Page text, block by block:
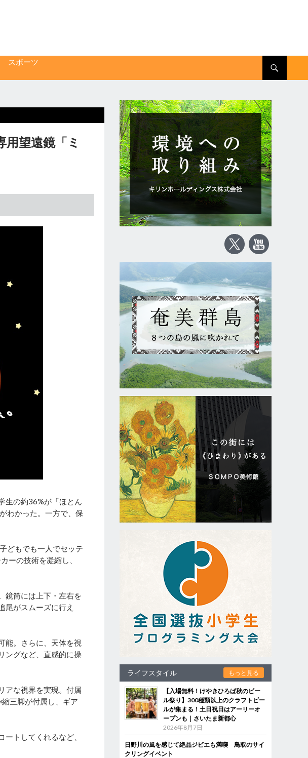
スポーツ
望遠鏡「ミ
生の約36%が「ほとん
わかった。一方で、保
どもでも一人でセッテ
ーの技術を凝縮し、
鏡筒には上下・左右を
尾がスムーズに行え
能。さらに、天体を視
ングなど、直感的に操
アな視界を実現。付属
三脚が付属し、ギア
トしてくれるなど、
ライフスタイル もっと見る
【入場無料！けやきひろば秋のビー
ル祭り】300種類以上のクラフトビー
ルが集まる！土日祝日はアーリーオ
ープンも｜さいたま新都心
2026年8月7日
日野川の風を感じて絶品ジビエも満喫 鳥取のサイ
クリングイベント